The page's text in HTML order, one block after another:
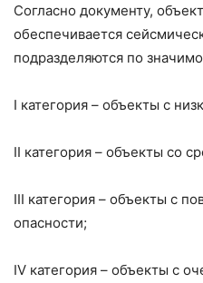
Согласно документу,
обеспечивается
подразделяются по
I категория – объекты с
II категория – объекты со
III категория – объекты с
опасности;
IV категория – объекты с